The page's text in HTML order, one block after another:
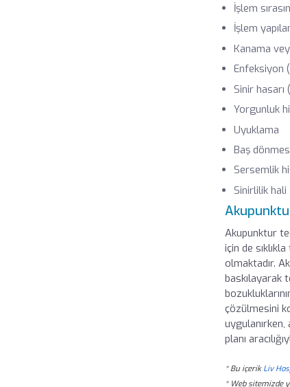
İşlem
İşlem
Kanama
Enfeksiyon
Sinir
Yorgunluk
Uyuklama
Baş
Sersemlik
Sinirlilik hali
Akupunktur
için de
olmaktadır.
baskılayarak
çözülmesini
planı
* Bu içerik Liv
* Web sitemizde